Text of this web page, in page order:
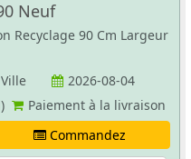
Neuf
Recyclage 90 Cm Largeur
2026-08-04
Paiement à la livraison
Commandez